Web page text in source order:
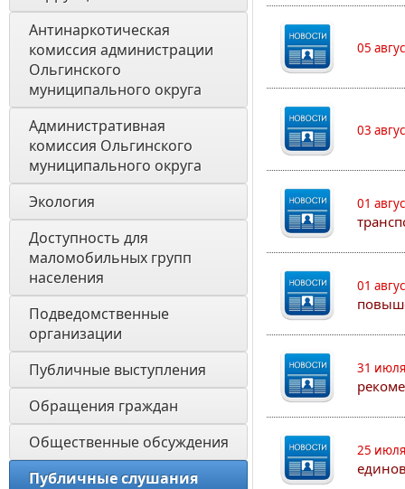
Антинаркотическая
комиссия администрации
Ольгинского
муниципального округа
Административная
комиссия Ольгинского
муниципального округа
Экология
Доступность для
маломобильных групп
населения
Подведомственные
организации
Публичные выступления
Обращения граждан
Общественные обсуждения
Публичные слушания
05
03
01
01
31
25